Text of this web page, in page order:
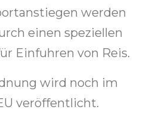
werden
einen speziellen
Einfuhren von Reis.
wird noch im
veröffentlicht.